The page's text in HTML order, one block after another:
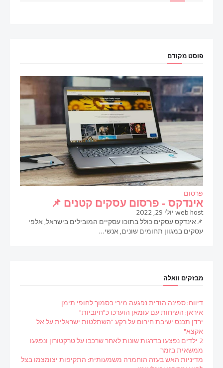
פוסט מקודם
פרסום
אינדקס - פרסום עסקים קטנים 📌
web hostיולי 29, 2022
📌אינדקס עסקים כולל בתוכו עסקיים המובילים בישראל, אלפי
עסקים במגוון תחומים שונים, אנשי…
מבזקים וואלה
דיווח: ספינה הודית נפגעה מירי בסמוך לחופי תימן
איראן: השיחות עם עומאן הוערכו כ"חיוביות"
ירדן תכנס ישיבת חירום על רקע "השתלטות ישראלית על אל
אקצא"
2 ילדים נפצעו בדרגות שונות לאחר שרכבו על טרקטורון ונפגעו
ממשאית בזמר
מדיניות האש בעזה הוחמרה משמעותית: התקיפות יצומצמו בצל